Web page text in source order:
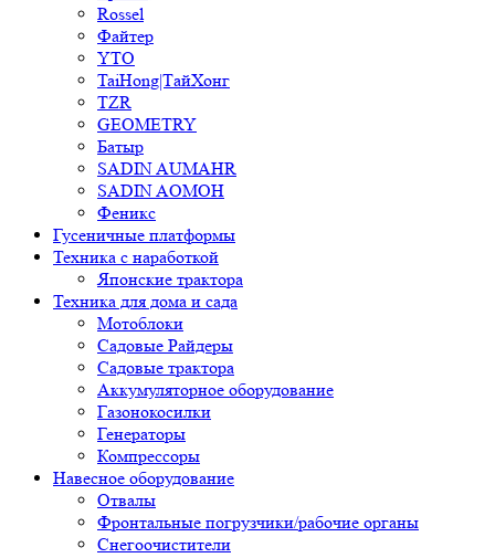
Rossel
Файтер
YTO
TaiHong|ТайХонг
TZR
GEOMETRY
Батыр
SADIN AUMAHR
SADIN AOMOH
Феникс
Гусеничные платформы
Техника с наработкой
Японские трактора
Техника для дома и сада
Мотоблоки
Садовые Райдеры
Садовые трактора
Аккумуляторное оборудование
Газонокосилки
Генераторы
Компрессоры
Навесное оборудование
Отвалы
Фронтальные погрузчики/рабочие органы
Снегоочистители